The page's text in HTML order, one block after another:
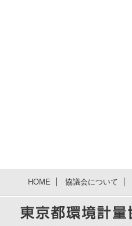
HOME 協議会について